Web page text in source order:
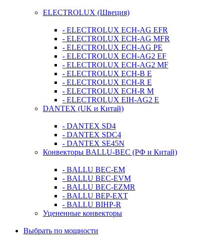
ELECTROLUX (Швеция)
- ELECTROLUX ECH-AG EFR
- ELECTROLUX ECH-AG MFR
- ELECTROLUX ECH-AG PE
- ELECTROLUX ECH-AG2 EF
- ELECTROLUX ECH-AG2 MF
- ELECTROLUX ECH-B E
- ELECTROLUX ECH-R E
- ELECTROLUX ECH-R M
- ELECTROLUX EIH-AG2 E
DANTEX (UK и Китай)
- DANTEX SD4
- DANTEX SDC4
- DANTEX SE45N
Конвекторы BALLU-BEC (РФ и Китай)
- BALLU BEC-EM
- BALLU BEC-EVM
- BALLU BEC-EZMR
- BALLU BEP-EXT
- BALLU BIHP-R
Уцененные конвекторы
Выбрать по мощности